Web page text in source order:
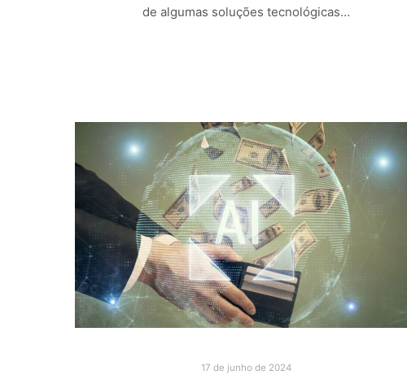
de algumas soluções tecnológicas…
17 de junho de 2024